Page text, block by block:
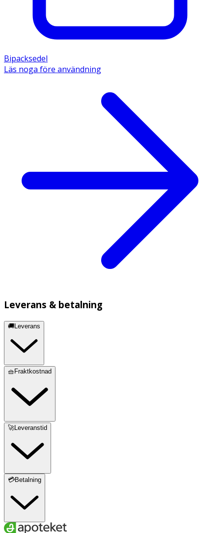
Bipacksedel
Läs noga före användning
Leverans & betalning
🚚Leverans
🧺Fraktkostnad
🚀Leveranstid
💳Betalning